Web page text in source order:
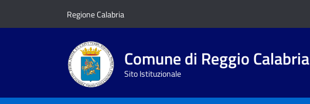
Regione Calabria
Comune di Reggio Calabria
Sito Istituzionale